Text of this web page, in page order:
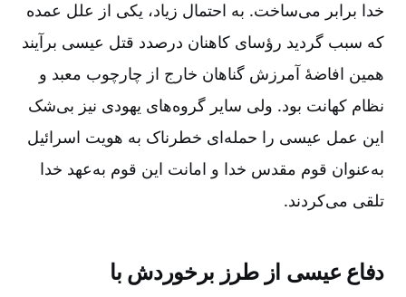
خدا برابر می‌ساخت. به احتمال زیاد، یکی از علل عمده
که سبب گردید رؤسای کاهنان درصدد قتل عیسی برآیند
همین افاضۀ آمرزش گناهان خارج از چارچوب معبد و
نظام کهانت بود. ولی سایر گروه‌های یهودی نیز بی‌شک
این عمل عیسی را حمله‌ای خطرناک به هویت اسرائیل
به‌عنوان قوم مقدس خدا و امانت این قوم به‌عهد خدا
تلقی می‌کردند.
دفاع عیسی از طرز برخوردش با